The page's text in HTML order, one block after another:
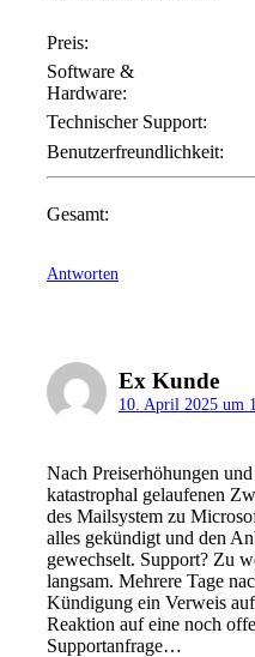
Preis:
Software &
Hardware:
Technischer Support:
Benutzerfreundlichkeit:
Gesamt:
Antworten
Ex Kunde
10. April 2025 um
Nach Preiserhöhungen
katastrophal gelaufenen
des Mailsystem zu
alles gekündigt und den
gewechselt. Support? Zu
langsam. Mehrere Tage
Kündigung ein Verweis
Reaktion auf eine noch
Supportanfrage…